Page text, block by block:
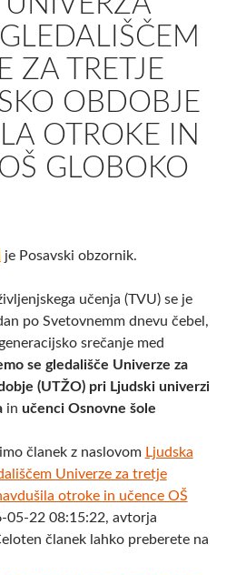
ZA TRETJE
OBDOBJE
OTROKE IN
GLOBOKO
je Posavski obzornik.
učenja (TVU) se je
po Svetovnemm dnevu čebel,
srečanje med
se gledališče Univerze za
(UTŽO) pri Ljudski univerzi
in učenci Osnovne šole
članek z naslovom Ljudska
Univerze za tretje
otroke in učence OŠ
05-22 08:15:22, avtorja
članek lahko preberete na